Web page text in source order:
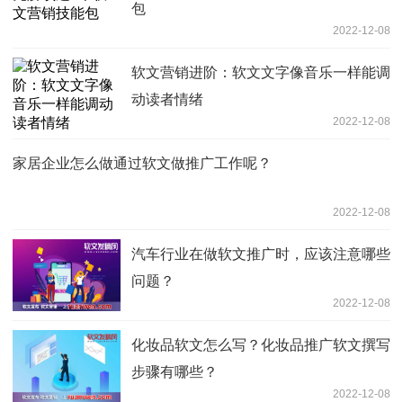
包
2022-12-08
软文营销进阶：软文文字像音乐一样能调
动读者情绪
2022-12-08
家居企业怎么做通过软文做推广工作呢？
2022-12-08
汽车行业在做软文推广时，应该注意哪些
问题？
2022-12-08
化妆品软文怎么写？化妆品推广软文撰写
步骤有哪些？
2022-12-08